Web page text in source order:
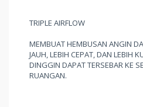
TRIPLE AIRFLOW
MEMBUAT HEMBUSAN ANGIN
JAUH, LEBIH CEPAT, DAN LEBIH
DINGGIN DAPAT TERSEBAR KE
RUANGAN.